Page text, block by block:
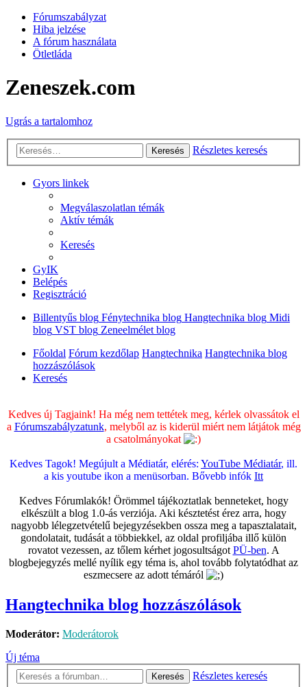
Fórumszabályzat
Hiba jelzése
A fórum használata
Ötletláda
Zeneszek.com
Ugrás a tartalomhoz
Keresés Részletes keresés
Gyors linkek
Megválaszolatlan témák
Aktív témák
Keresés
GyIK
Belépés
Regisztráció
Billentyűs blog Fénytechnika blog Hangtechnika blog Midi
blog VST blog Zeneelmélet blog
Főoldal Fórum kezdőlap Hangtechnika Hangtechnika blog
hozzászólások
Keresés
Kedves új Tagjaink! Ha még nem tettétek meg, kérlek olvassátok el
a Fórumszabályzatunk, melyből az is kiderül miért nem látjátok még
a csatolmányokat
Kedves Tagok! Megújult a Médiatár, elérés: YouTube Médiatár, ill.
a kis youtube ikon a menüsorban. Bővebb infók Itt
Kedves Fórumlakók! Örömmel tájékoztatlak benneteket, hogy
elkészült a blog 1.0-ás verziója. Aki késztetést érez arra, hogy
nagyobb lélegzetvételű bejegyzésekben ossza meg a tapasztalatait,
gondolatait, tudását a többiekkel, az oldal profiljába illő külön
rovatot vezessen, az tőlem kérhet jogosultságotPÜ-ben. A
blogbejegyzés mellé nyílik egy téma is, ahol tovább folytatódhat az
eszmecsere az adott témáról
Hangtechnika blog hozzászólások
Moderátor: Moderátorok
Új téma
Keresés
Részletes keresés